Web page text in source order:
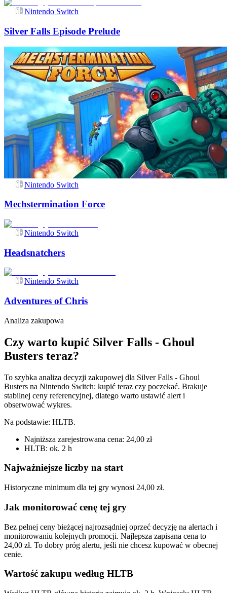
Nintendo Switch
Silver Falls Episode Prelude
Nintendo Switch
Mechstermination Force
Nintendo Switch
Headsnatchers
Nintendo Switch
Adventures of Chris
Analiza zakupowa
Czy warto kupić Silver Falls - Ghoul
Busters teraz?
To szybka analiza decyzji zakupowej dla Silver Falls - Ghoul
Busters na Nintendo Switch: kupić teraz czy poczekać. Brakuje
stabilnej ceny referencyjnej, dlatego warto ustawić alert i
obserwować wykres.
Na podstawie: HLTB.
Najniższa zarejestrowana cena: 24,00 zł
HLTB: ok. 2 h
Najważniejsze liczby na start
Historyczne minimum dla tej gry wynosi 24,00 zł.
Jak monitorować cenę tej gry
Bez pełnej ceny bieżącej najrozsądniej oprzeć decyzję na alertach i
monitorowaniu kolejnych promocji. Najlepsza zapisana cena to
24,00 zł. To dobry próg alertu, jeśli nie chcesz kupować w obecnej
cenie.
Wartość zakupu według HLTB